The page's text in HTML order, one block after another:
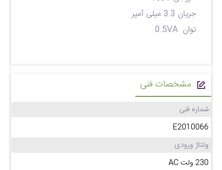
جریان 3.3 میلی آمپر
توان 0.5VA
مشخصات فنی
شماره فنی
E2010066
ولتاژ ورودی
230 ولت AC